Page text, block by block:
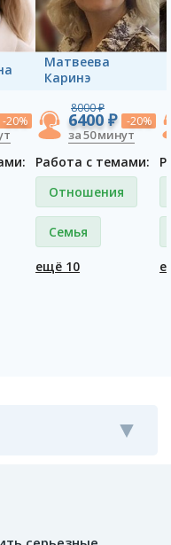
-20%
Матвеева
Каринэ
8000 ₽
6400 ₽ -20%
за 50 минут
Работа с темами:
Отношения
Семья
ещё 10